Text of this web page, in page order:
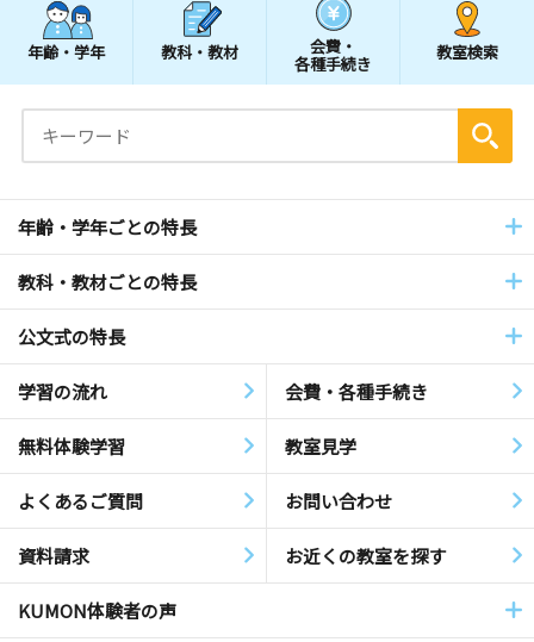
年齢・学年 教科・教材 会費・
各種手続き
教室検索
年齢・学年ごとの特長
教科・教材ごとの特長
公文式の特長
学習の流れ 会費・各種手続き
無料体験学習 教室見学
よくあるご質問 お問い合わせ
資料請求 お近くの教室を探す
KUMON体験者の声